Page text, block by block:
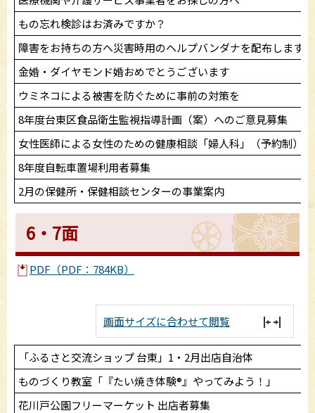
もの忘れ検診はお済みですか？
障害をお持ちの方へ災害時用のヘルプバンダナを配布します
金婚・ダイヤモンド婚おめでとうございます
ウミネコによる被害を防ぐために事前の対策を
8年度台東区食品衛生監視指導計画（案）へのご意見募集
女性医師による女性のための健康相談「婦人科」（予約制）
8年度自転車置場利用者募集
2月の保健所・保健相談センターの事業案内
6・7面
PDF（PDF：784KB）
画面サイズに合わせて閲覧
「ふるさと交流ショップ 台東」1・2月出店自治体
ものづくり教室「『たい焼き体験®』やってみよう！」
花川戸公園フリーマーケット 出店者募集